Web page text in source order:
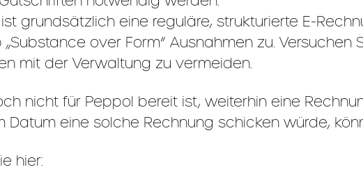
grundsätzlich eine reguläre, strukturierte E-
over Form” Ausnahmen zu. Versuchen
mit der Verwaltung zu vermeiden.
nicht für Peppol bereit ist, weiterhin eine
Datum eine solche Rechnung schicken würde,
hier: